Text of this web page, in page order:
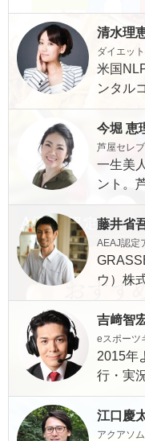
清水理
ダイエッ
米国
ンタル
今堀 恵
芦屋セレ
一生美
ント。
藤井省
AEAJ認定
ウ）株
吉﨑智
eスポーツ
2015年
行・実
江口慶
アクアソ